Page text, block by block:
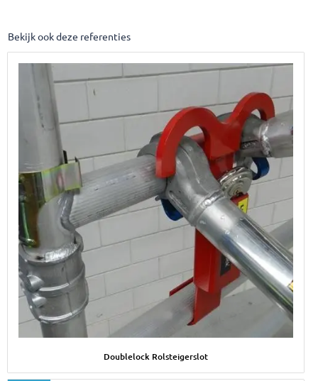
Bekijk ook deze referenties
Doublelock Rolsteigerslot